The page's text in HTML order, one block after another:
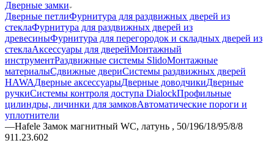
Дверные замки
Дверные петлиФурнитура для раздвижных дверей из
стеклаФурнитура для раздвижных дверей из
древесиныФурнитура для перегородок и складных дверей из
стеклаАксессуары для дверейМонтажный
инструментРаздвижные системы SlidoМонтажные
материалыСдвижные двериСистемы раздвижных дверей
HAWAДверные аксессуарыДверные доводчикиДверные
ручкиСистемы контроля доступа DialockПрофильные
цилиндры, личинки для замковАвтоматические пороги и
уплотнители
—Hafele Замок магнитный WC, латунь , 50/196/18/95/8/8
911.23.602